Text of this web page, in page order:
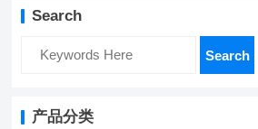
Search
Search
产品分类